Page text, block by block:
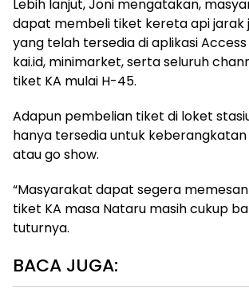
Lebih lanjut, Joni mengatakan,
dapat membeli tiket kereta api jarak
yang telah tersedia di aplikasi
kai.id, minimarket, serta seluruh
tiket KA mulai H-45.
Adapun pembelian tiket di loket
hanya tersedia untuk keberangkatan
atau go show.
“Masyarakat dapat segera
tiket KA masa Nataru masih cukup
tuturnya.
BACA JUGA: